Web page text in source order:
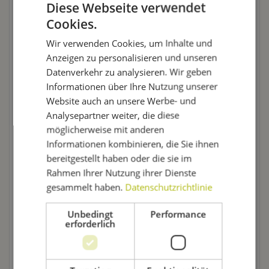
In diesem Braulexikon erfährst Du, was der
für den Biergenuss bedeutet, wie eine
Gefäße
Dir als Bierliebhaber
begegnen und was eigentlich eine
Würze
ist. Von A bis
Z ist hier alles Wissenswerte über Bier und Bierbrauen
zusammengetragen.
Fällt Dir eine Wissenslücke in unserem Lexikon auf,
schreib uns einfach! Wir recherchieren gerne nach,
verbessern unser Lexikon und fügen neue Begriffe
hinzu. Da wir uns schon lange in der Welt des
Bierbrauens bewegen, ist uns vielleicht nicht immer
klar, welche Begriffe mehr Erklärung brauchen. Hast Du
eine Anregung, dann immer heraus damit!
Braulexikon: Infos über Bierproben,
Diese Webseite verwendet
Cookies.
Wir verwenden Cookies, um Inhalte und
Anzeigen zu personalisieren und unseren
Datenverkehr zu analysieren. Wir geben
Informationen über Ihre Nutzung unserer
Website auch an unsere Werbe- und
Analysepartner weiter, die diese
möglicherweise mit anderen
Informationen kombinieren, die Sie ihnen
bereitgestellt haben oder die sie im
Rahmen Ihrer Nutzung ihrer Dienste
gesammelt haben. Datenschutzrichtlinie
Unbedingt
erforderlich
Performance